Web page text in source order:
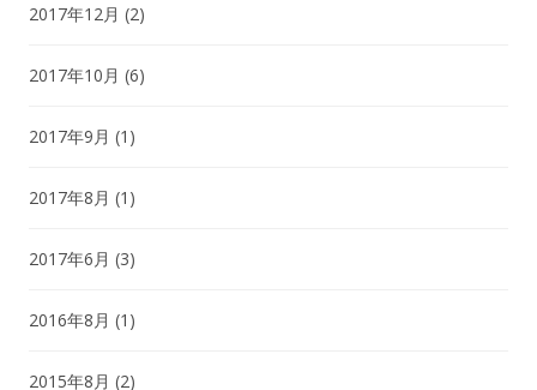
2017年12月 (2)
2017年10月 (6)
2017年9月 (1)
2017年8月 (1)
2017年6月 (3)
2016年8月 (1)
2015年8月 (2)